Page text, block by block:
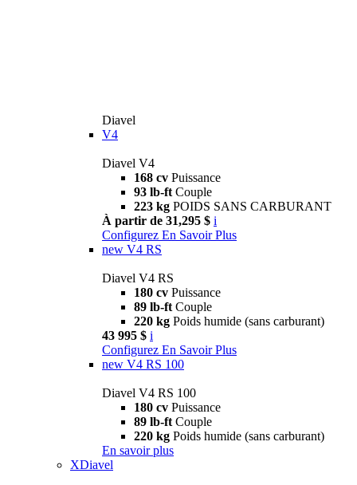
Diavel
V4
Diavel V4
168 cv Puissance
93 lb-ft Couple
223 kg POIDS SANS CARBURANT
À partir de 31,295 $ i
Configurez En Savoir Plus
new V4 RS
Diavel V4 RS
180 cv Puissance
89 lb-ft Couple
220 kg Poids humide (sans carburant)
43 995 $ i
Configurez En Savoir Plus
new V4 RS 100
Diavel V4 RS 100
180 cv Puissance
89 lb-ft Couple
220 kg Poids humide (sans carburant)
En savoir plus
XDiavel